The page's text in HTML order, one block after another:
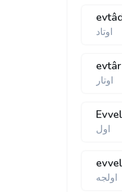
اوتاد
evtâr
اوتار
Evvel
اول
اولجه